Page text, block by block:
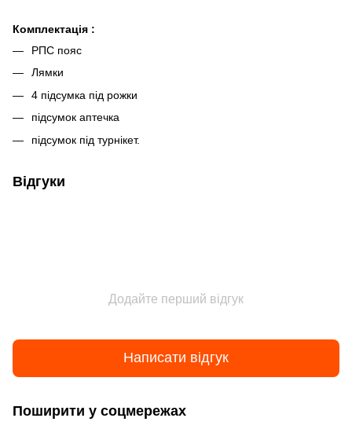
Комплектація :
РПС пояс
Лямки
4 підсумка під рожки
підсумок аптечка
підсумок під турнікет.
Відгуки
Додайте перший відгук
Написати відгук
Поширити у соцмережах